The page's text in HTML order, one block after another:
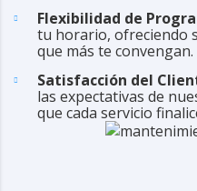
Flexibilidad de
tu horario, ofreciendo
que más te convengan.
Satisfacción del
las expectativas de
que cada servicio